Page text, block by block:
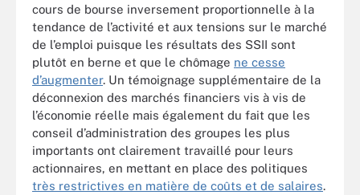
cours de bourse inversement proportionnelle à la
tendance de l’activité et aux tensions sur le marché
de l’emploi puisque les résultats des SSII sont
plutôt en berne et que le chômage ne cesse
d’augmenter. Un témoignage supplémentaire de la
déconnexion des marchés financiers vis à vis de
l’économie réelle mais également du fait que les
conseil d’administration des groupes les plus
importants ont clairement travaillé pour leurs
actionnaires, en mettant en place des politiques
très restrictives en matière de coûts et de salaires.